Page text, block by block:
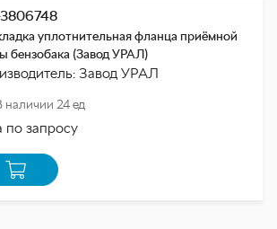
уплотнительная фланца приёмной
бензобака (Завод УРАЛ)
Завод УРАЛ
наличии 24 ед
по запросу